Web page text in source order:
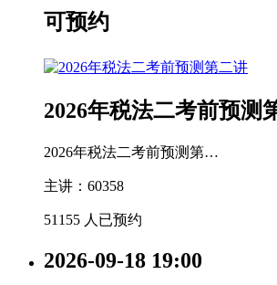
可预约
2026年税法二考前预测
2026年税法二考前预测第…
主讲：60358
51155 人已预约
2026-09-18 19:00